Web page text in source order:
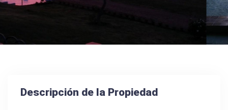
Descripción de la Propiedad